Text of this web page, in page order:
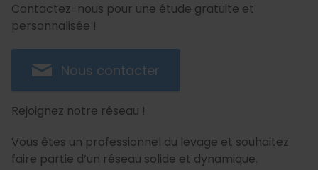
Contactez-nous pour une étude gratuite et
personnalisée !
Nous contacter
Rejoignez notre réseau !
Vous êtes un professionnel du levage et souhaitez
faire partie d’un réseau solide et dynamique.